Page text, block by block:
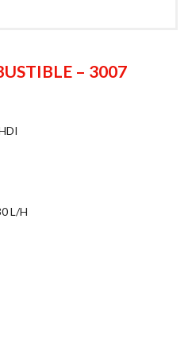
– 3007
L/H